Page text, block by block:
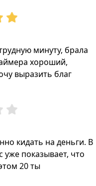
минуту, брала
хороший,
выразить благ
кидать на деньги. В
уже показывает, что
20 ты